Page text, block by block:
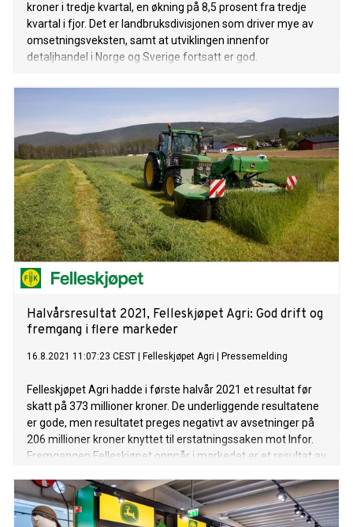
kroner i tredje kvartal, en økning på 8,5 prosent fra tredje
kvartal i fjor. Det er landbruksdivisjonen som driver mye av
omsetningsveksten, samt at utviklingen innenfor
detaljhandel i Norge og Sverige fortsatt er god.
Halvårsresultat 2021, Felleskjøpet Agri: God drift og
fremgang i flere markeder
16.8.2021 11:07:23 CEST Felleskjøpet Agri Pressemelding
Felleskjøpet Agri hadde i første halvår 2021 et resultat før
skatt på 373 millioner kroner. De underliggende resultatene
er gode, men resultatet preges negativt av avsetninger på
206 millioner kroner knyttet til erstatningssaken mot Infor.
Fremgangen Felleskjøpet oppnår i markedet er et resultat av
detaljhandelsvirksomheten og positive valutaeffekter.